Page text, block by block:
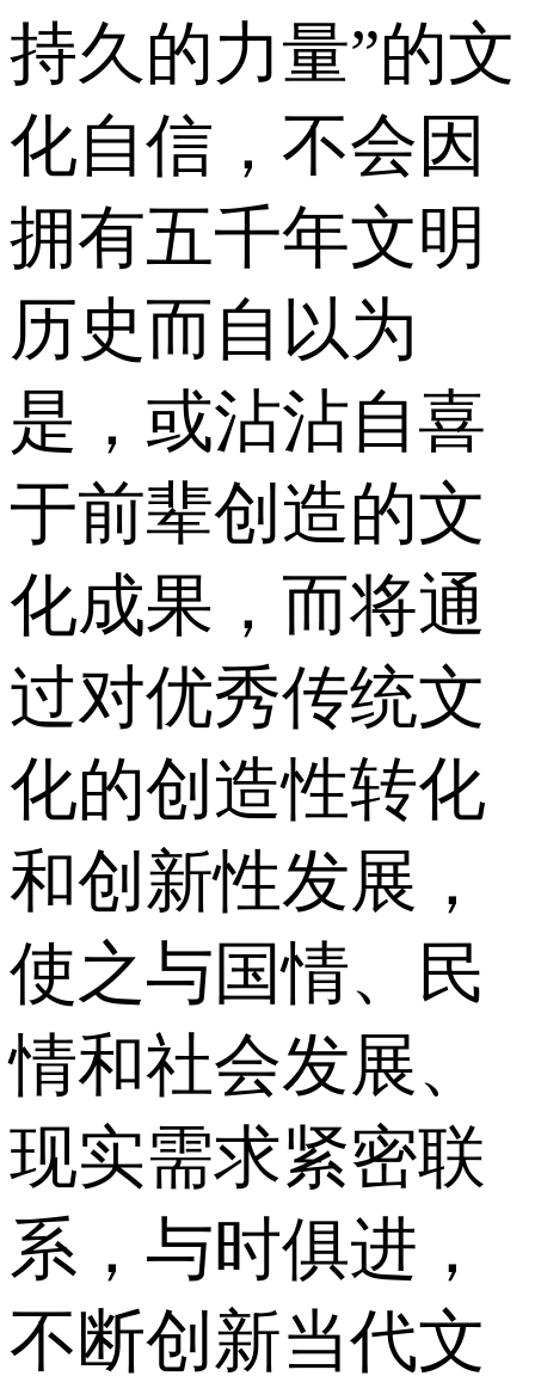
持久的力量”的文
化自信，不会因
拥有五千年文明
历史而自以为
是，或沾沾自喜
于前辈创造的文
化成果，而将通
过对优秀传统文
化的创造性转化
和创新性发展，
使之与国情、民
情和社会发展、
现实需求紧密联
系，与时俱进，
不断创新当代文